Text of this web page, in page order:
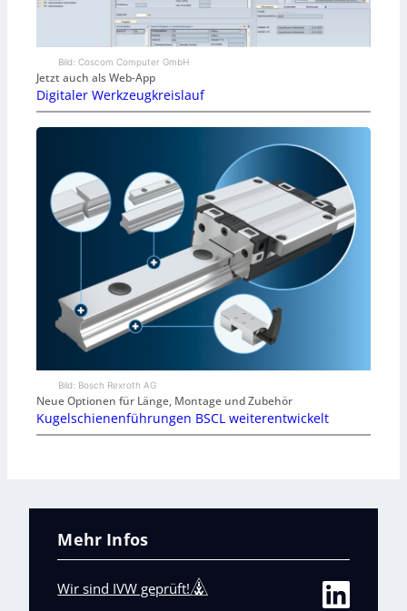
Bild: Coscom Computer GmbH
Jetzt auch als Web-App
Digitaler Werkzeugkreislauf
Bild: Bosch Rexroth AG
Neue Optionen für Länge, Montage und Zubehör
Kugelschienenführungen BSCL weiterentwickelt
Mehr Infos
Wir sind IVW geprüft!